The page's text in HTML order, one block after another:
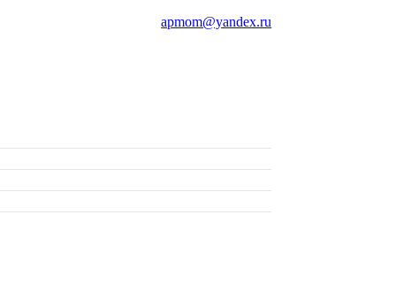
apmom@yandex.ru